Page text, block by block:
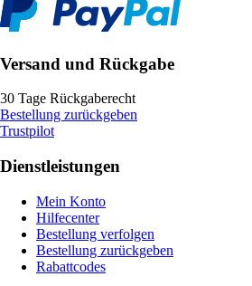
Versand und Rückgabe
30 Tage Rückgaberecht
Bestellung zurückgeben
Trustpilot
Dienstleistungen
Mein Konto
Hilfecenter
Bestellung verfolgen
Bestellung zurückgeben
Rabattcodes